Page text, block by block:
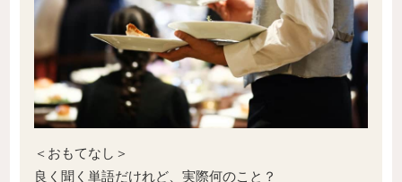
＜おもてなし＞
良く聞く単語だけれど、実際何のこと？